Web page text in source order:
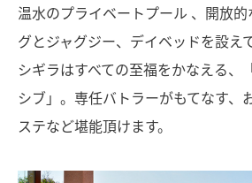
温水のプライベートプール 、開放
グとジャグジー、デイベッドを設え
シギラはすべての至福をかなえる、
シブ」。専任バトラーがもてなす、
ステなど堪能頂けます。